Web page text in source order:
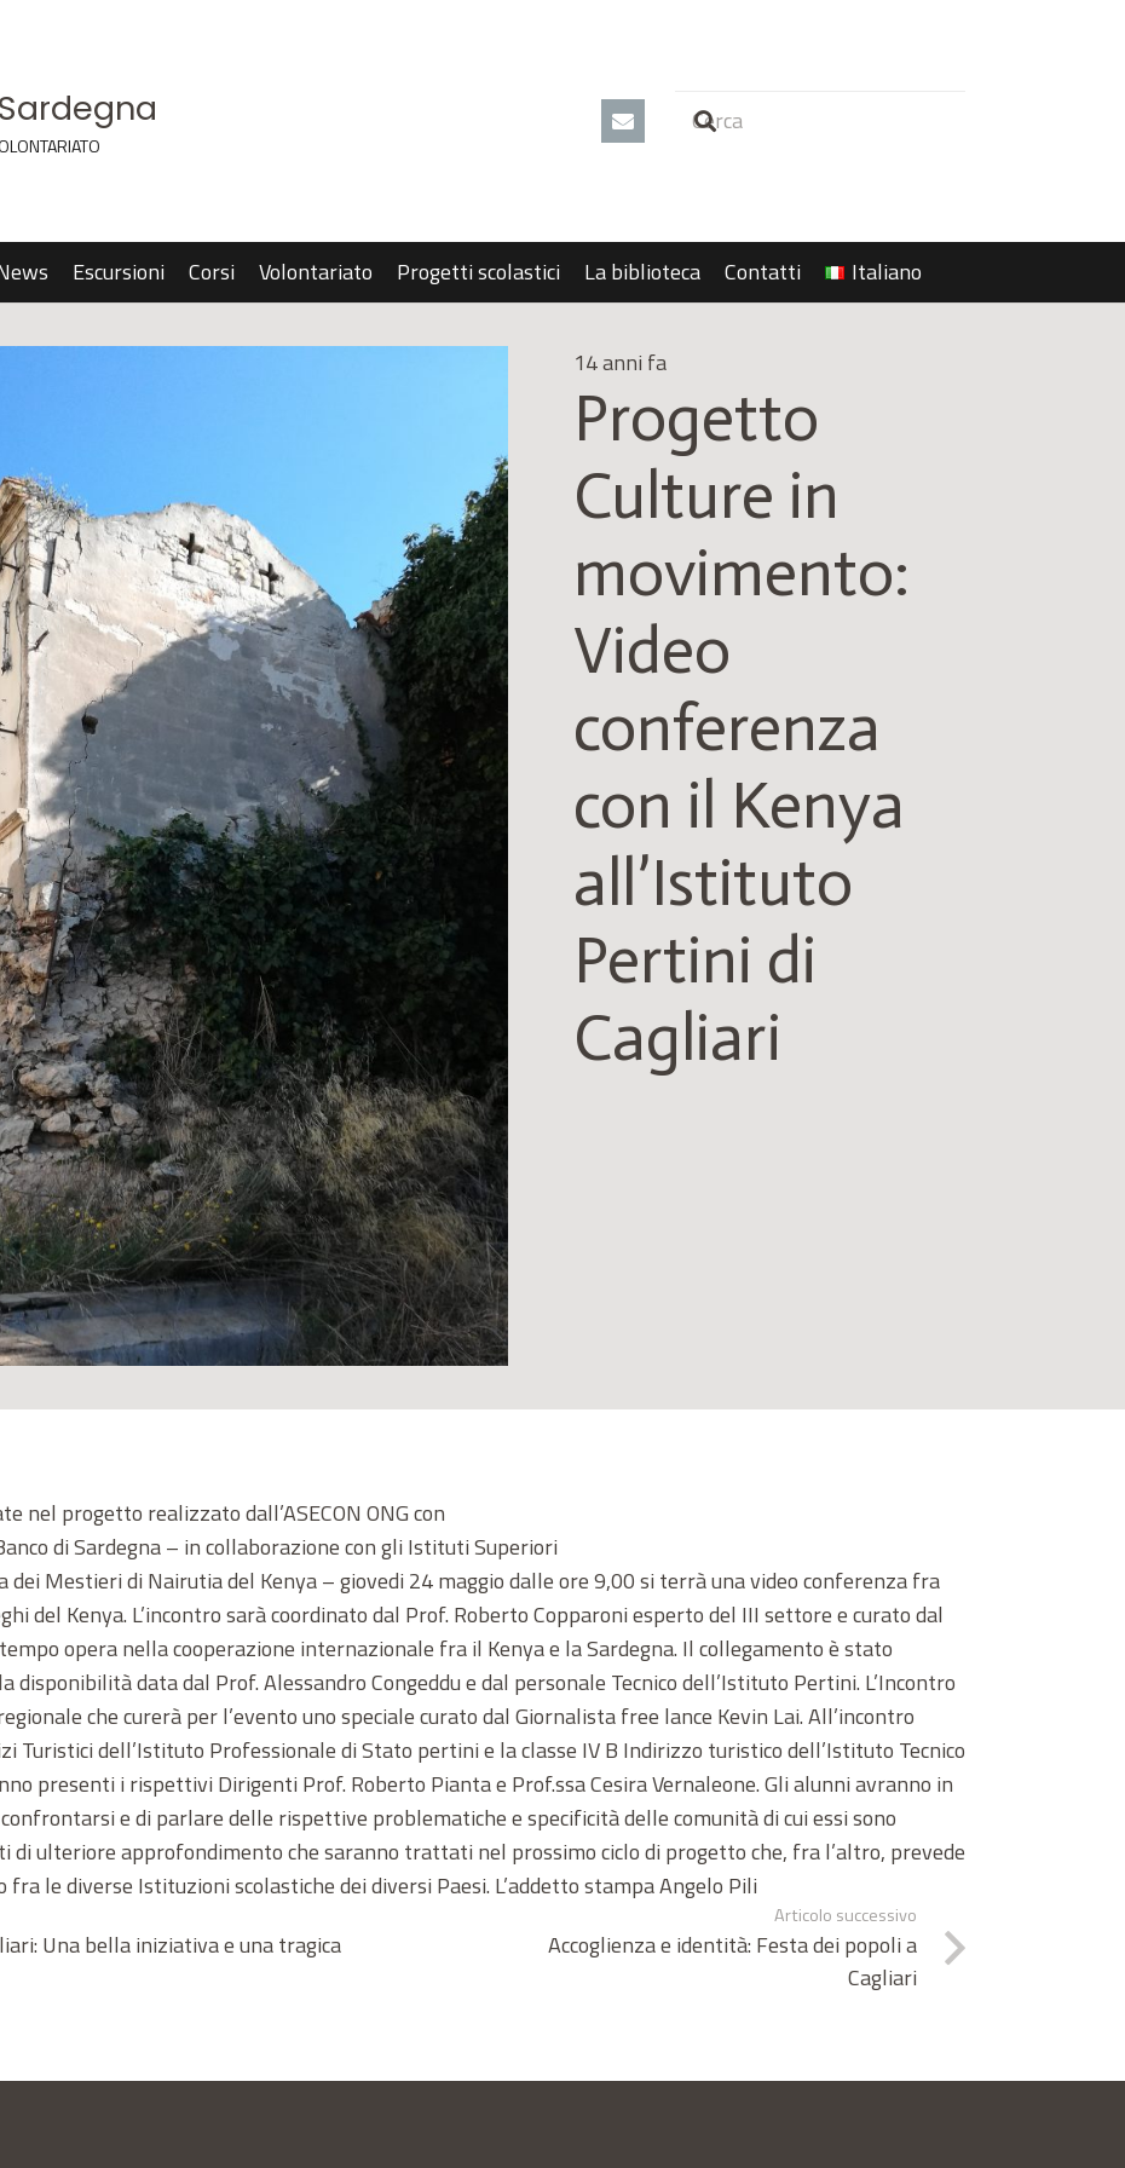
Escursioni Corsi Volontariato Progetti scolastici La biblioteca Contatti Italiano
14 anni fa
Progetto
Culture in
movimento:
Video
conferenza
con il Kenya
all’Istituto
Pertini di
Cagliari
nel progetto realizzato dall’ASECON ONG con
di Sardegna – in collaborazione con gli Istituti Superiori
dei Mestieri di Nairutia del Kenya – giovedi 24 maggio dalle ore 9,00 si terrà una video conferenza fra
del Kenya. L’incontro sarà coordinato dal Prof. Roberto Copparoni esperto del III settore e curato dal
opera nella cooperazione internazionale fra il Kenya e la Sardegna. Il collegamento è stato
disponibilità data dal Prof. Alessandro Congeddu e dal personale Tecnico dell’Istituto Pertini. L’Incontro
che curerà per l’evento uno speciale curato dal Giornalista free lance Kevin Lai. All’incontro
Turistici dell’Istituto Professionale di Stato pertini e la classe IV B Indirizzo turistico dell’Istituto Tecnico
presenti i rispettivi Dirigenti Prof. Roberto Pianta e Prof.ssa Cesira Vernaleone. Gli alunni avranno in
e di parlare delle rispettive problematiche e specificità delle comunità di cui essi sono
di ulteriore approfondimento che saranno trattati nel prossimo ciclo di progetto che, fra l’altro, prevede
le diverse Istituzioni scolastiche dei diversi Paesi. L’addetto stampa Angelo Pili
Una bella iniziativa e una tragica
Articolo successivo
Accoglienza e identità: Festa dei popoli a
Cagliari